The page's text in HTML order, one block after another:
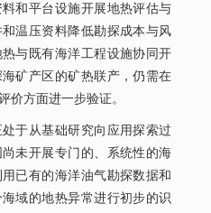
和平台设施开展地热评估与
温压资料降低勘探成本与风
与既有海洋工程设施协同开
矿产区的矿热联产，仍需在
价方面进一步验证。
于从基础研究向应用探索过
未开展专门的、系统性的海
已有的海洋油气勘探数据和
域的地热异常进行初步的识